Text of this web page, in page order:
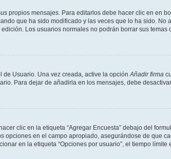
propios mensajes. Para editarlos debe hacer clic en en
que ha sido modificado y las veces que lo ha sido.
Los usuarios normales no podrán borrar sus
Usuario. Una vez creada, active la opción Añadir firma
Para dejar de añadirla en los mensajes, debe
clic en la etiqueta “Agregar Encuesta” debajo del
opciones en el campo apropiado, asegurándose de que
en la etiqueta “Opciones por usuario”, el tiempo